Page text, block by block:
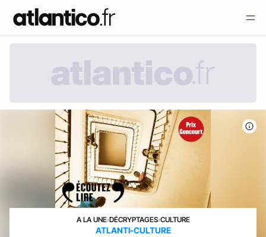
A LA UNE›DÉCRYPTAGES›CULTURE
ATLANTI-CULTURE